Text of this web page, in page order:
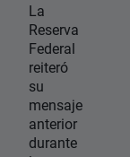
La
Reserva
Federal
reiteró
su
mensaje
anterior
durante